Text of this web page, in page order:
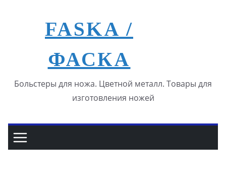
содержимомуFASKA /
ФАСКА
Больстеры для ножа. Цветной металл. Товары для
изготовления ножей